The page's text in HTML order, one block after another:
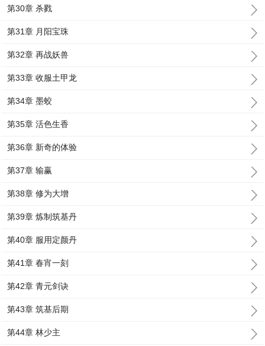
第30章 杀戮
第31章 月阳宝珠
第32章 再战妖兽
第33章 收服土甲龙
第34章 墨蛟
第35章 活色生香
第36章 新奇的体验
第37章 输赢
第38章 修为大增
第39章 炼制筑基丹
第40章 服用定颜丹
第41章 春宵一刻
第42章 青元剑诀
第43章 筑基后期
第44章 林少主